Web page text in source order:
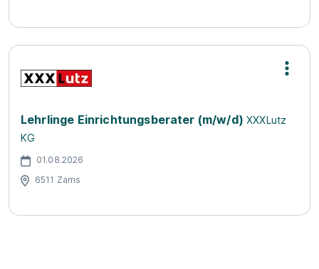
Lehrlinge Einrichtungsberater (m/w/d) XXXLutz
KG
01.08.2026
6511 Zams